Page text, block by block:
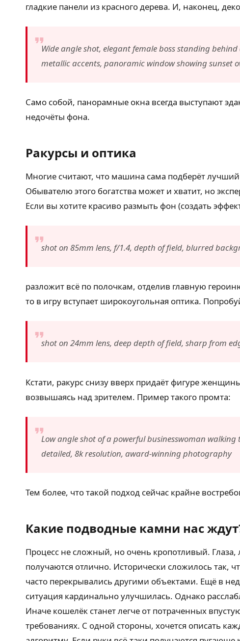
гладкие панели из красного дерева. И, наконец,
Wide angle shot, elegant female boss standing
metallic accents, panoramic window showing sunset
Само собой, панорамные окна всегда выступают
недочёты фона.
Ракурсы и оптика
Многие считают, что машина сама подберёт
Обывателю этого богатства может и хватит, но
Если вы хотите красиво размыть фон (создать
shot on 85mm lens, f/1.4, depth of field, blurred
разложит всё по полочкам, отделив главную
то в игру вступает широкоугольная оптика.
shot on 24mm lens, deep depth of field, sharp from
Кстати, ракурс снизу вверх придаёт фигуре
возвышаясь над зрителем. Пример такого промта:
Low angle shot of a powerful businesswoman
detailed, 8k resolution, award-winning photography
Тем более, что такой подход сейчас крайне
Какие подводные камни нас
Процесс не сложный, но очень кропотливый. Глаза,
получаются отлично. Исторически сложилось так,
часто перекрывались другими объектами. Ещё в
ситуация кардинально улучшилась. Однако
Иначе кошелёк станет легче от потраченных
требованиях. С одной стороны, хочется описать